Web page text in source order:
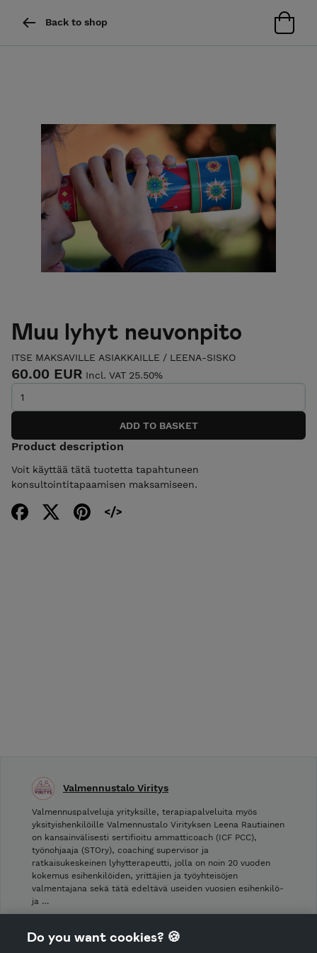
Back to shop
Muu lyhyt neuvonpito
ITSE MAKSAVILLE ASIAKKAILLE / LEENA-SISKO
60.00 EUR Incl. VAT 25.50%
Product description
Voit käyttää tätä tuotetta tapahtuneen
konsultointitapaamisen maksamiseen.
Valmennustalo Viritys
Valmennuspalveluja yrityksille, terapiapalveluita myös
yksityishenkilöille Valmennustalo Virityksen Leena Rautiainen
on kansainvälisesti sertifioitu ammatticoach (ICF PCC),
työnohjaaja (STOry), coaching supervisor ja
ratkaisukeskeinen lyhytterapeutti, jolla on noin 20 vuoden
kokemus esihenkilöiden, yrittäjien ja työyhteisöjen
valmentajana sekä tätä edeltävä useiden vuosien esihenkilö-
ja …
Cancellation policy
Do you want cookies? 🍪